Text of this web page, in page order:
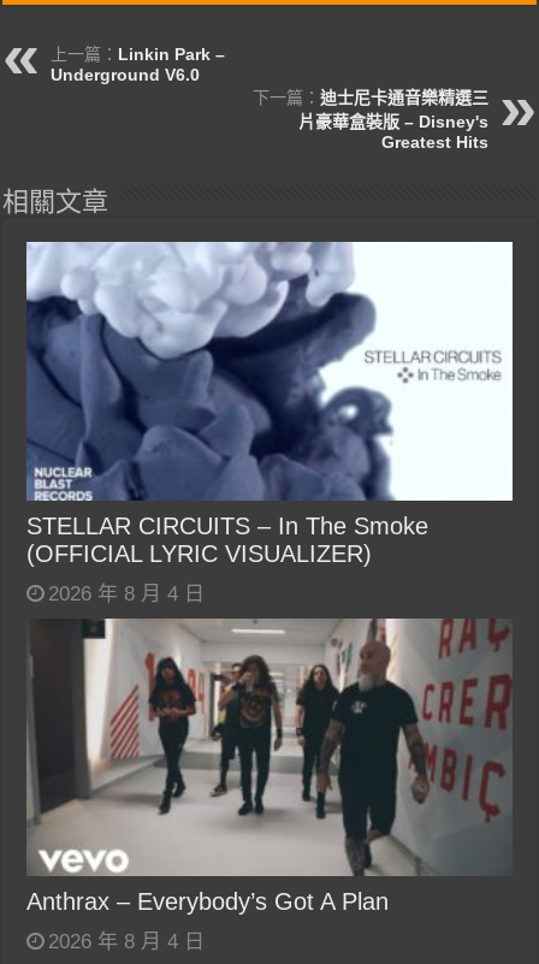
上一篇： Linkin Park –
Underground V6.0
下一篇： 迪士尼卡通音樂精選三
片豪華盒裝版 – Disney's
Greatest Hits
相關文章
STELLAR CIRCUITS – In The Smoke
(OFFICIAL LYRIC VISUALIZER)
2026 年 8 月 4 日
Anthrax – Everybody’s Got A Plan
2026 年 8 月 4 日